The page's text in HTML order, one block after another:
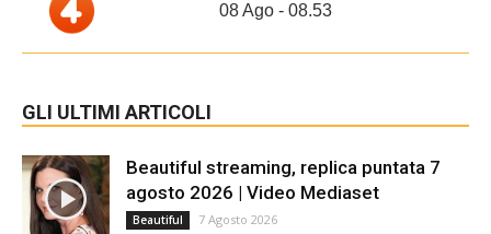
08 Ago - 08.53
GLI ULTIMI ARTICOLI
Beautiful streaming, replica puntata 7
agosto 2026 | Video Mediaset
Beautiful 7 Agosto 2026